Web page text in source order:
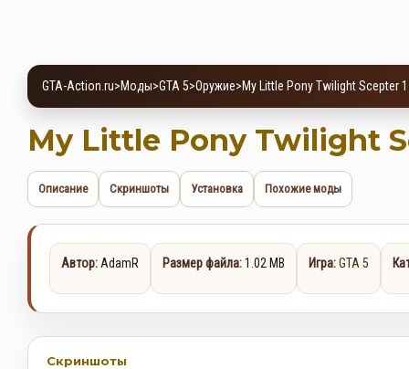
GTA-Action.ru>Моды>GTA 5>Оружие>My Little Pony Twilight Scepter
My Little Pony Twilight
Описание Скриншоты Установка Похожие моды
Автор: AdamR Размер файла:1.02 MB Игра:GTA 5
Скриншоты